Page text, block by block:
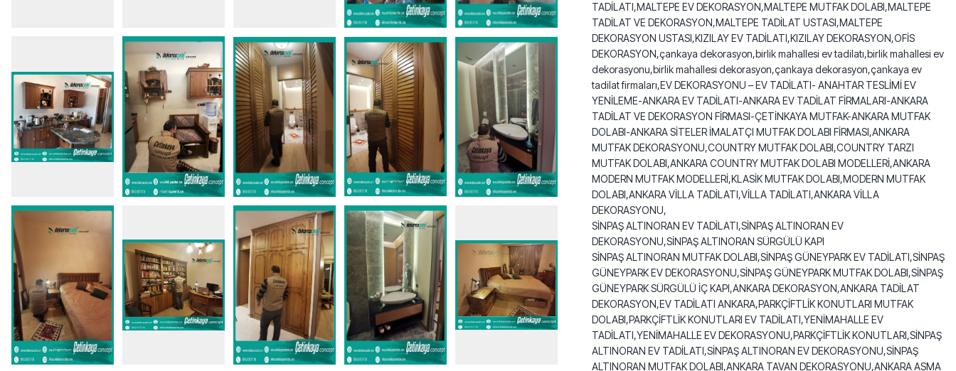
TADİLATI,MALTEPE EV DEKORASYON,MALTEPE MUTFAK DOLABI,MALTEPE
TADİLAT VE DEKORASYON,MALTEPE TADİLAT USTASI,MALTEPE
DEKORASYON USTASI,KIZILAY EV TADİLATI,KIZILAY DEKORASYON,OFİS
DEKORASYON,çankaya dekorasyon,birlik mahallesi ev tadilatı,birlik mahallesi ev
dekorasyonu,birlik mahallesi dekorasyon,çankaya dekorasyon,çankaya ev
tadilat firmaları,EV DEKORASYONU – EV TADİLATI- ANAHTAR TESLİMİ EV
YENİLEME-ANKARA EV TADİLATI-ANKARA EV TADİLAT FİRMALARI-ANKARA
TADİLAT VE DEKORASYON FİRMASI-ÇETİNKAYA MUTFAK-ANKARA MUTFAK
DOLABI-ANKARA SİTELER İMALATÇI MUTFAK DOLABI FİRMASI,ANKARA
MUTFAK DEKORASYONU,COUNTRY MUTFAK DOLABI,COUNTRY TARZI
MUTFAK DOLABI,ANKARA COUNTRY MUTFAK DOLABI MODELLERİ,ANKARA
MODERN MUTFAK MODELLERİ,KLASİK MUTFAK DOLABI,MODERN MUTFAK
DOLABI,ANKARA VİLLA TADİLATI,VİLLA TADİLATI,ANKARA VİLLA
DEKORASYONU,
SİNPAŞ ALTINORAN EV TADİLATI,SİNPAŞ ALTINORAN EV
DEKORASYONU,SİNPAŞ ALTINORAN SÜRGÜLÜ KAPI
SİNPAŞ ALTINORAN MUTFAK DOLABI,SİNPAŞ GÜNEYPARK EV TADİLATI,SİNPAŞ
GÜNEYPARK EV DEKORASYONU,SİNPAŞ GÜNEYPARK MUTFAK DOLABI,SİNPAŞ
GÜNEYPARK SÜRGÜLÜ İÇ KAPI,ANKARA DEKORASYON,ANKARA TADİLAT
DEKORASYON,EV TADİLATI ANKARA,PARKÇİFTLİK KONUTLARI MUTFAK
DOLABI,PARKÇİFTLİK KONUTLARI EV TADİLATI,YENİMAHALLE EV
TADİLATI,YENİMAHALLE EV DEKORASYONU,PARKÇİFTLİK KONUTLARI,SİNPAŞ
ALTINORAN EV TADİLATI,SİNPAŞ ALTINORAN EV DEKORASYONU,SİNPAŞ
ALTINORAN MUTFAK DOLABI,ANKARA TAVAN DEKORASYONU,ANKARA ASMA